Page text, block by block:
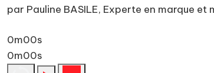
par Pauline BASILE, Experte en marque et
0m00s
0m00s